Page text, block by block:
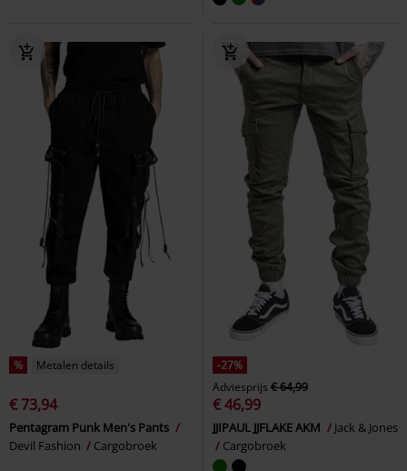
% Metalen details
€ 73,94
Pentagram Punk Men's Pants
Devil Fashion
Cargobroek
-27%
Adviesprijs € 64,99
€ 46,99
JJIPAUL JJFLAKE AKM
Jack & Jones
Cargobroek